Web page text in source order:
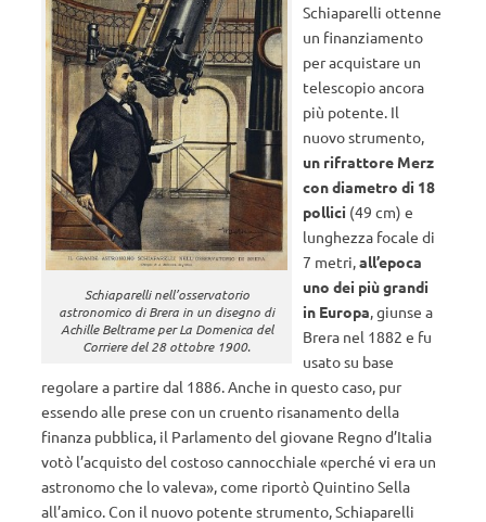
Schiaparelli nell’osservatorio
astronomico di Brera in un disegno di
Achille Beltrame per La Domenica del
Corriere del 28 ottobre 1900.
Schiaparelli ottenne
un finanziamento
per acquistare un
telescopio ancora
più potente. Il
nuovo strumento,
un rifrattore Merz
con diametro di 18
pollici (49 cm) e
lunghezza focale di
7 metri,all’epoca
uno dei più grandi
in Europa, giunse a
Brera nel 1882 e fu
usato su base
regolare a partire dal 1886. Anche in questo caso, pur
essendo alle prese con un cruento risanamento della
finanza pubblica, il Parlamento del giovane Regno d’Italia
votò l’acquisto del costoso cannocchiale «perché vi era un
astronomo che lo valeva», come riportò Quintino Sella
all’amico. Con il nuovo potente strumento, Schiaparelli